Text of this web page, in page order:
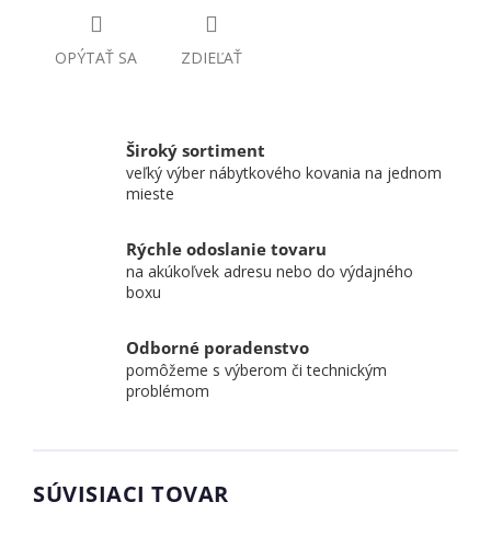
OPÝTAŤ SA ZDIEĽAŤ
Široký sortiment
veľký výber nábytkového kovania na jednom
mieste
Rýchle odoslanie tovaru
na akúkoľvek adresu nebo do výdajného
boxu
Odborné poradenstvo
pomôžeme s výberom či technickým
problémom
SÚVISIACI TOVAR